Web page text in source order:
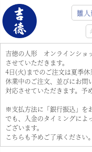
雛人
吉徳の人形 オンラインショ
させていただきます。
4日(火)までのご注文は夏季休
休業中のご注文、並びにお問
対応させていただきます。予
※支払方法に「銀行振込」を
でも、入金のタイミングによ
ございます。
こちらも予めご了承ください。